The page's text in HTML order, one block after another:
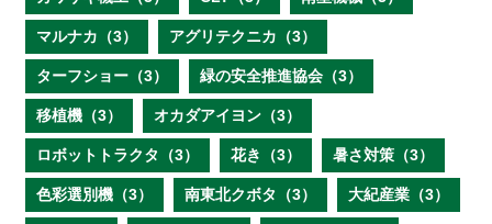
マルナカ（3） アグリテクニカ（3）
ターフショー（3） 緑の安全推進協会（3）
移植機（3） オカダアイヨン（3）
ロボットトラクタ（3） 花き（3） 暑さ対策（3）
色彩選別機（3） 南東北クボタ（3） 大紀産業（3）